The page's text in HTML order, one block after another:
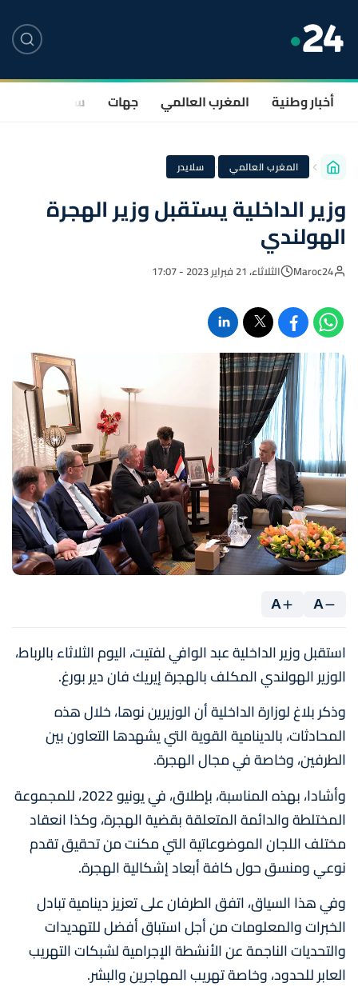
أخبار وطنية المغرب العالمي جهات سياسة
المغرب العالمي · سلايدر
وزير الداخلية يستقبل وزير الهجرة
الهولندي
Maroc24 الثلاثاء، 21 فبراير 2023 - 17:07
A
A
استقبل وزير الداخلية عبد الوافي لفتيت، اليوم الثلاثاء بالرباط،
الوزير الهولندي المكلف بالهجرة إيريك فان دير بورغ.
وذكر بلاغ لوزارة الداخلية أن الوزيرين نوها، خلال هذه
المحادثات، بالدينامية القوية التي يشهدها التعاون بين
الطرفين، وخاصة في مجال الهجرة.
وأشادا، بهذه المناسبة، بإطلاق، في يونيو 2022، للمجموعة
المختلطة والدائمة المتعلقة بقضية الهجرة، وكذا انعقاد
مختلف اللجان الموضوعاتية التي مكنت من تحقيق تقدم
نوعي ومنسق حول كافة أبعاد إشكالية الهجرة.
وفي هذا السياق، اتفق الطرفان على تعزيز دينامية تبادل
الخبرات والمعلومات من أجل استباق أفضل للتهديدات
والتحديات الناجمة عن الأنشطة الإجرامية لشبكات التهريب
العابر للحدود، وخاصة تهريب المهاجرين والبشر.